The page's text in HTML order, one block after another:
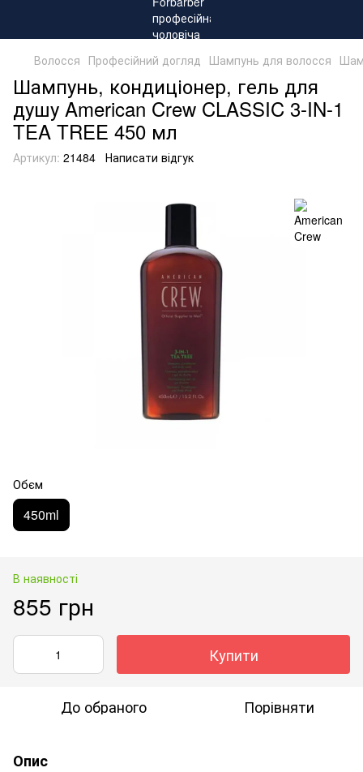
Волосся Професійний догляд Шампунь для волосся
Шампунь, кондиціонер, гель для
душу American Crew CLASSIC 3-IN-1
TEA TREE 450 мл
Артикул: 21484 Написати відгук
Обєм
450ml
В наявності
855 грн
Купити
До обраного Порівняти
Опис